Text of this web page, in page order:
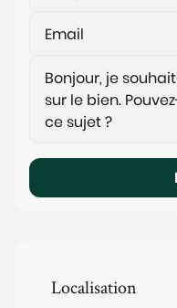
Localisation